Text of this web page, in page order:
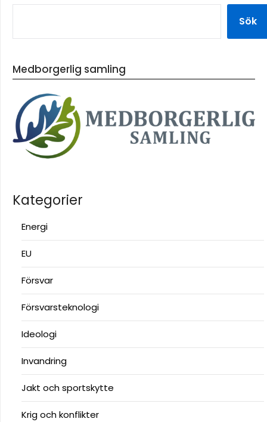
Sök
Medborgerlig samling
Kategorier
Energi
EU
Försvar
Försvarsteknologi
Ideologi
Invandring
Jakt och sportskytte
Krig och konflikter